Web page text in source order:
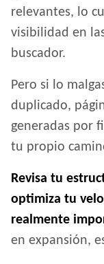
relevantes, lo
visibilidad en
buscador.
Pero si lo
duplicado,
generadas por
tu propio
Revisa tu
optimiza tu
realmente
en expansión,